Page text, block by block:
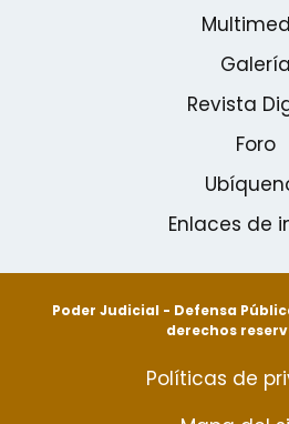
Galería
Revista
Foro
Enlaces de
Poder Judicial - Defensa
derechos
Políticas de